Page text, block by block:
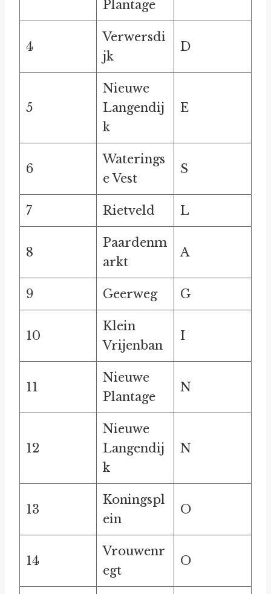
Plantage
4
Verwersdi
jk
D
5
Nieuwe
Langendij
k
E
6
Waterings
e Vest
S
7 Rietveld L
8
Paardenm
arkt
A
9 Geerweg G
10
Klein
Vrijenban
I
11
Nieuwe
Plantage
N
12
Nieuwe
Langendij
k
N
13
Koningspl
ein
O
14
Vrouwenr
egt
O